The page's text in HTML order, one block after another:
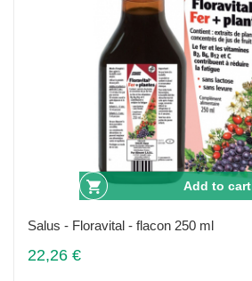
Add to cart
Salus - Floravital - flacon 250 ml
22,26 €